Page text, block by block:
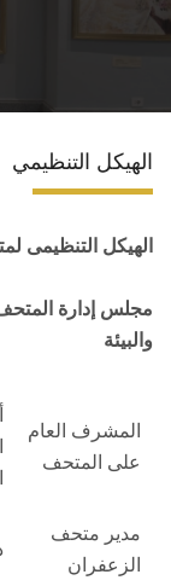
الهيكل التنظيمي
الهيكل التنظيمى
مجلس إدارة
والبيئة
المشرف العام
على المتحف
مدير متحف
الزعفران